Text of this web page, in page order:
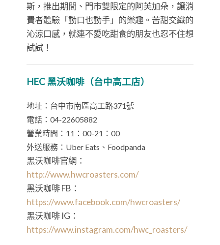
斯，推出期間、門市雙限定的阿芙加朵，讓消
費者體驗「動口也動手」的樂趣。苦甜交織的
沁涼口感，就連不愛吃甜食的朋友也忍不住想
試試！
HEC 黑沃咖啡（台中高工店）
地址：台中市南區高工路371號
電話：04-22605882
營業時間：11：00-21：00
外送服務：Uber Eats、Foodpanda
黑沃咖啡官網：
http://www.hwcroasters.com/
黑沃咖啡 FB：
https://www.facebook.com/hwcroasters/
黑沃咖啡 IG：
https://www.instagram.com/hwc_roasters/